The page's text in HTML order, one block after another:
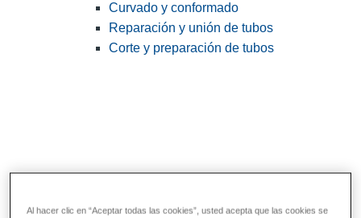
Curvado y conformado
Reparación y unión de tubos
Corte y preparación de tubos
Al hacer clic en “Aceptar todas las cookies”, usted acepta que las cookies se